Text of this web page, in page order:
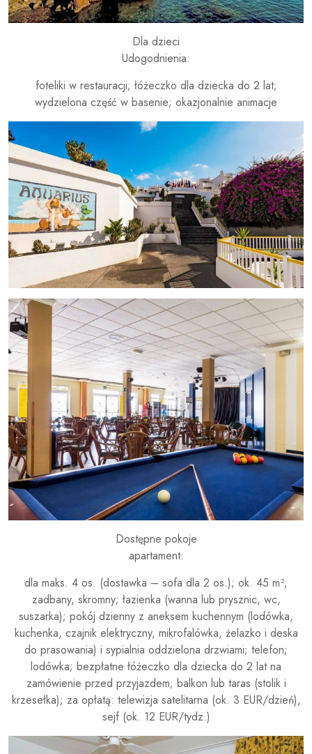
Dla dzieci
Udogodnienia:
foteliki w restauracji; łóżeczko dla dziecka do 2 lat;
wydzielona część w basenie; okazjonalnie animacje
Dostępne pokoje
apartament:
dla maks. 4 os. (dostawka – sofa dla 2 os.); ok. 45 m²;
zadbany, skromny; łazienka (wanna lub prysznic, wc,
suszarka); pokój dzienny z aneksem kuchennym (lodówka,
kuchenka, czajnik elektryczny, mikrofalówka, żelazko i deska
do prasowania) i sypialnia oddzielona drzwiami; telefon;
lodówka; bezpłatne łóżeczko dla dziecka do 2 lat na
zamówienie przed przyjazdem; balkon lub taras (stolik i
krzesełka); za opłatą: telewizja satelitarna (ok. 3 EUR/dzień),
sejf (ok. 12 EUR/tydz.)